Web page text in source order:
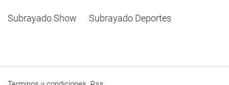
Subrayado Show Subrayado Deportes